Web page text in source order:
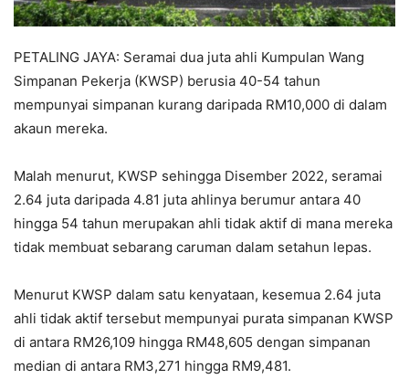
PETALING JAYA: Seramai dua juta ahli Kumpulan Wang
Simpanan Pekerja (KWSP) berusia 40-54 tahun
mempunyai simpanan kurang daripada RM10,000 di dalam
akaun mereka.
Malah menurut, KWSP sehingga Disember 2022, seramai
2.64 juta daripada 4.81 juta ahlinya berumur antara 40
hingga 54 tahun merupakan ahli tidak aktif di mana mereka
tidak membuat sebarang caruman dalam setahun lepas.
Menurut KWSP dalam satu kenyataan, kesemua 2.64 juta
ahli tidak aktif tersebut mempunyai purata simpanan KWSP
di antara RM26,109 hingga RM48,605 dengan simpanan
median di antara RM3,271 hingga RM9,481.